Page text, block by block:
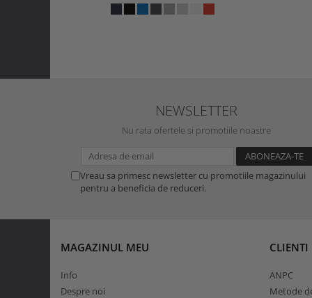
NEWSLETTER
Nu rata ofertele si promotiile noastre
Vreau sa primesc newsletter cu promotiile magazinului
pentru a beneficia de reduceri.
MAGAZINUL MEU
Info
Despre noi
CLIENTI
ANPC
Metode